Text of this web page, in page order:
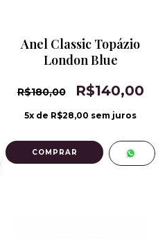
Anel Classic Topázio
London Blue
R$180,00 R$140,00
5x de R$28,00 sem juros
COMPRAR